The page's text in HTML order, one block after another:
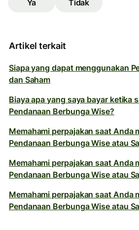
Ya Tidak
Artikel terkait
Siapa yang dapat menggunakan
dan Saham
Biaya apa yang saya bayar ketika
Pendanaan Berbunga Wise?
Memahami perpajakan saat Anda
Pendanaan Berbunga Wise atau
Memahami perpajakan saat Anda
Pendanaan Berbunga Wise atau
Memahami perpajakan saat Anda
Pendanaan Berbunga Wise atau